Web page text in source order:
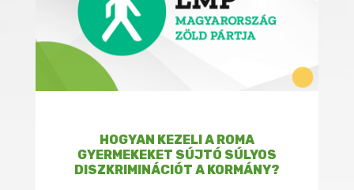
HOGYAN KEZELI A ROMA
GYERMEKEKET SÚJTÓ SÚLYOS
DISZKRIMINÁCIÓT A KORMÁNY?